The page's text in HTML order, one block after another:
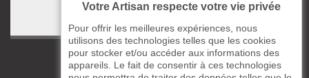
ccas le Bourg
87220 Boisseuil
Votre Artisan respecte votre vie privée
Pour offrir les meilleures expériences, nous
utilisons des technologies telles que les cookies
pour stocker et/ou accéder aux informations des
appareils. Le fait de consentir à ces technologies